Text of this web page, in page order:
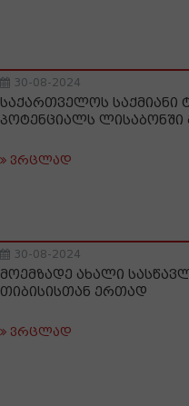
30-08-2024
საქართველოს საქმიანი
პოტენციალს ლისაბონში
ვრცლად
30-08-2024
მოემზადე ახალი
თიბისისთან ერთად
ვრცლად